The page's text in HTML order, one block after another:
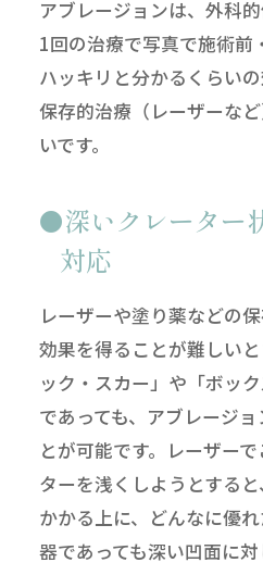
アブレージョンは、外科
1回の治療で写真で施術前
ハッキリと分かるくらいの
保存的治療（レーザーな
いです。
深いクレーター
対応
レーザーや塗り薬などの
効果を得ることが難しい
ック・スカー」や「ボッ
であっても、アブレージ
とが可能です。レーザー
ターを浅くしようとする
かかる上に、どんなに優
器であっても深い凹面に